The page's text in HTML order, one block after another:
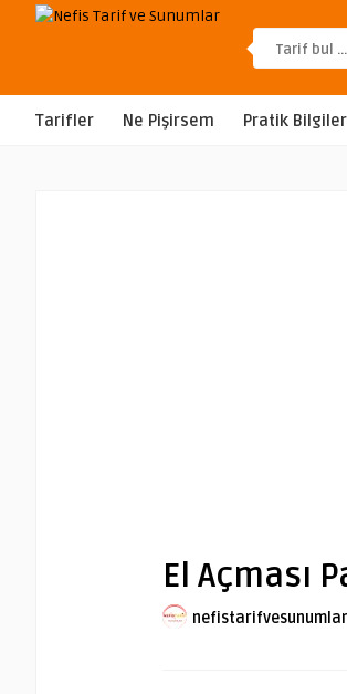
Tarifler Ne Pişirsem Pratik Bilgiler
El Açması
nefistarifvesunumlar